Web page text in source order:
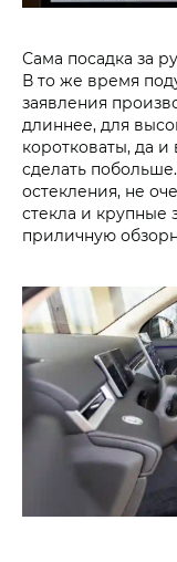
Сама посадка за
В то же время
заявления
длиннее, для
коротковаты, да
сделать
остекления, не
стекла и крупные
приличную